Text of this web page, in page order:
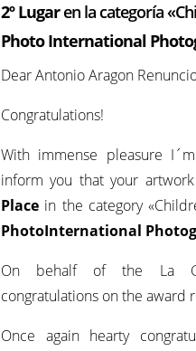
2º Lugaren la categoría
Photo International
Dear Antonio Aragon
Congratulations!
With immense pleasure
inform you that your
Place in the category
PhotoInternational
On behalf of the La
congratulations on the award
Once again hearty